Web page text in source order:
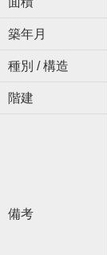
築年月
種別 / 構造
階建
備考